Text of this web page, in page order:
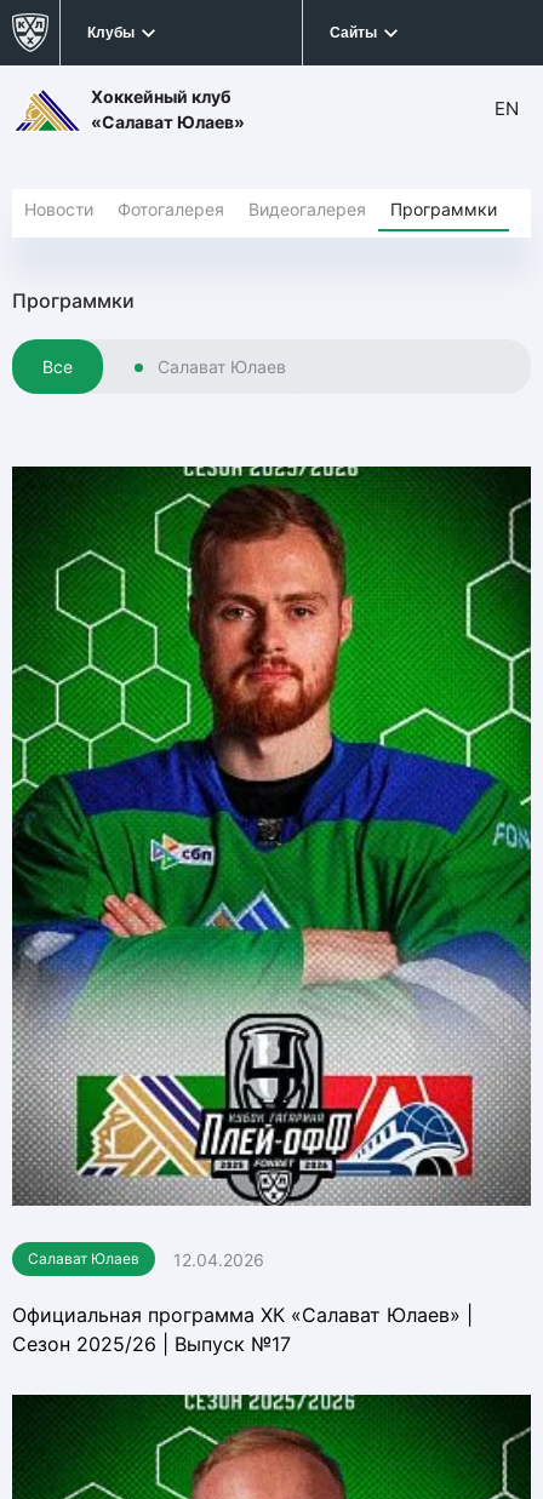
Клубы Сайты
Хоккейный клуб
«Салават Юлаев»
EN
Новости Фотогалерея Видеогалерея Программки
Программки
Все Салават Юлаев
Салават Юлаев 12.04.2026
Официальная программа ХК «Салават Юлаев» |
Сезон 2025/26 | Выпуск №17